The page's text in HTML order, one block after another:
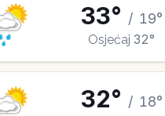
33° / 19°
Osjećaj 32°
32° / 18°